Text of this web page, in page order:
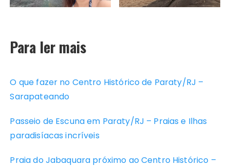
Para ler mais
O que fazer no Centro Histórico de Paraty/RJ –
Sarapateando
Passeio de Escuna em Paraty/RJ – Praias e Ilhas
paradisíacas incríveis
Praia do Jabaquara próximo ao Centro Histórico –